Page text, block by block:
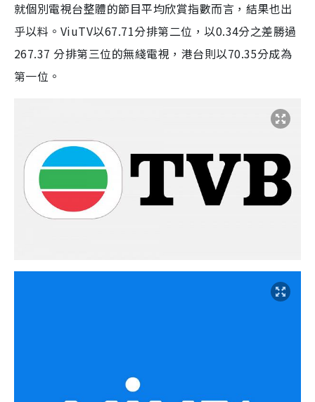
就個別電視台整體的節目平均欣賞指數而言，結果也出
乎以料。ViuTV以67.71分排第二位，以0.34分之差勝過
267.37 分排第三位的無綫電視，港台則以70.35分成為
第一位。